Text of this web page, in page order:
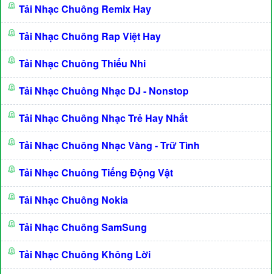
Tải Nhạc Chuông Remix Hay
Tải Nhạc Chuông Rap Việt Hay
Tải Nhạc Chuông Thiếu Nhi
Tải Nhạc Chuông Nhạc DJ - Nonstop
Tải Nhạc Chuông Nhạc Trẻ Hay Nhất
Tải Nhạc Chuông Nhạc Vàng - Trữ Tình
Tải Nhạc Chuông Tiếng Động Vật
Tải Nhạc Chuông Nokia
Tải Nhạc Chuông SamSung
Tải Nhạc Chuông Không Lời